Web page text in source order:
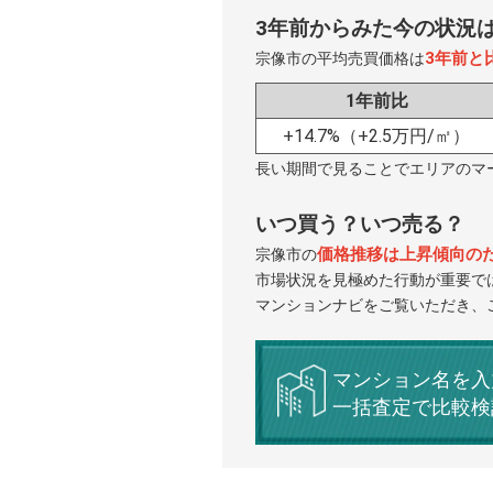
3年前からみた今の状況
宗像市の平均売買価格は3年前と
1年前比
+14.7% （+2.5万円/㎡）
長い期間で見ることでエリアの
いつ買う？いつ売る？
宗像市の価格推移は上昇傾向の
市場状況を見極めた行動が重要
マンションナビをご覧いただき
マンション名を
一括査定で比較